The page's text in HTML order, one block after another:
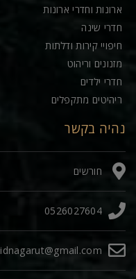
ארונות וחדרי ארונות
חדרי שינה
חיפויי קירות ודלתות
מזנונים וריהוט
חדרי ילדים
ריהיטים מתקפלים
נהיה בקשר
חורשים
0526027604
idnagarut@gmail.com